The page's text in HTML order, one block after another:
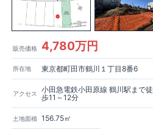
③維持管理性④住戸面積⑤省エネ
減税、中古市場での売却時にも有
「設計」と「建設」のダブルで
外部評価委員が建設中に 3回、竣
、維持管理への配慮、温熱環
で、最高等級取得！ ■耐震等級
級
を取得。建築基準法に定め
ない｣という基準から、さらに
の受けにくさを評価されていま
度）のさらに 1.2倍の暴風に対して
販売価格 4,780万円
所在地 東京都町田市鶴川１丁目8番6
アクセス
小田急電鉄小田原線 鶴川駅まで徒
歩11～12分
土地面積 156.75㎡